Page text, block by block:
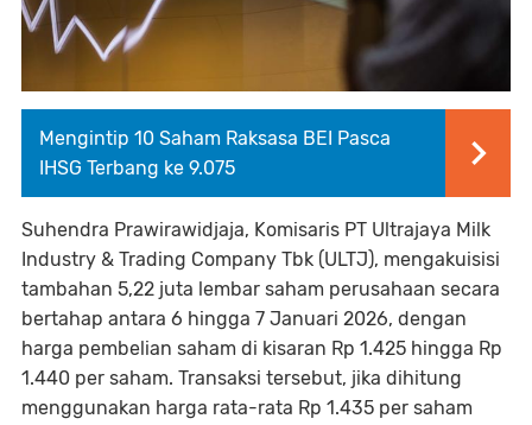
Mengintip 10 Saham Raksasa BEI Pasca
IHSG Terbang ke 9.075
Suhendra Prawirawidjaja, Komisaris PT Ultrajaya Milk
Industry & Trading Company Tbk (ULTJ), mengakuisisi
tambahan 5,22 juta lembar saham perusahaan secara
bertahap antara 6 hingga 7 Januari 2026, dengan
harga pembelian saham di kisaran Rp 1.425 hingga Rp
1.440 per saham. Transaksi tersebut, jika dihitung
menggunakan harga rata-rata Rp 1.435 per saham